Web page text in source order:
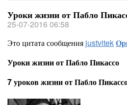
Уроки жизни от Пабло
25-07-2016 06:58
Это цитата сообщения justvitek
Уроки жизни от Пабло Пикассо
7 уроков жизни от Пабло